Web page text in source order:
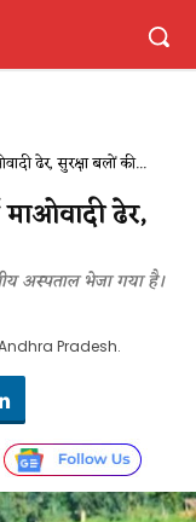
ढेर, सुरक्षा बलों की...
ढेर,
अस्पताल भेजा गया है।
Pradesh.